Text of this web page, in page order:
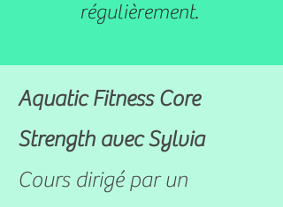
régulièrement.
Aquatic Fitness Core
Strength avec Sylvia
Cours dirigé par un